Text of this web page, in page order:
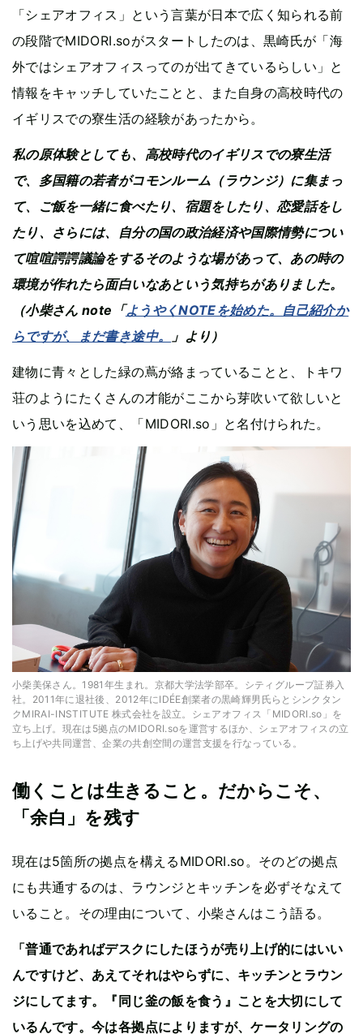
「シェアオフィス」という言葉が日本で広く知られる前
の段階でMIDORI.soがスタートしたのは、黒崎氏が「海
外ではシェアオフィスってのが出てきているらしい」と
情報をキャッチしていたことと、また自身の高校時代の
イギリスでの寮生活の経験があったから。
私の原体験としても、高校時代のイギリスでの寮生活
で、多国籍の若者がコモンルーム（ラウンジ）に集まっ
て、ご飯を一緒に食べたり、宿題をしたり、恋愛話をし
たり、さらには、自分の国の政治経済や国際情勢につい
て喧喧諤諤議論をするそのような場があって、あの時の
環境が作れたら面白いなあという気持ちがありました。
（小柴さん note「ようやくNOTEを始めた。自己紹介か
らですが、まだ書き途中。
」より）
建物に青々とした緑の蔦が絡まっていることと、トキワ
荘のようにたくさんの才能がここから芽吹いて欲しいと
いう思いを込めて、「MIDORI.so」と名付けられた。
小柴美保さん。1981年生まれ。京都大学法学部卒。シティグループ証券入
社。2011年に退社後、2012年にIDÉE創業者の黒崎輝男氏らとシンクタン
クMIRAI-INSTITUTE 株式会社を設立。シェアオフィス「MIDORI.so」を
立ち上げ。現在は5拠点のMIDORI.soを運営するほか、シェアオフィスの立
ち上げや共同運営、企業の共創空間の運営支援を行なっている。
働くことは生きること。だからこそ、
「余白」を残す
現在は5箇所の拠点を構えるMIDORI.so。そのどの拠点
にも共通するのは、ラウンジとキッチンを必ずそなえて
いること。その理由について、小柴さんはこう語る。
「普通であればデスクにしたほうが売り上げ的にはいい
んですけど、あえてそれはやらずに、キッチンとラウン
ジにしてます。『同じ釜の飯を食う』ことを大切にして
いるんです。今は各拠点によりますが、ケータリングの